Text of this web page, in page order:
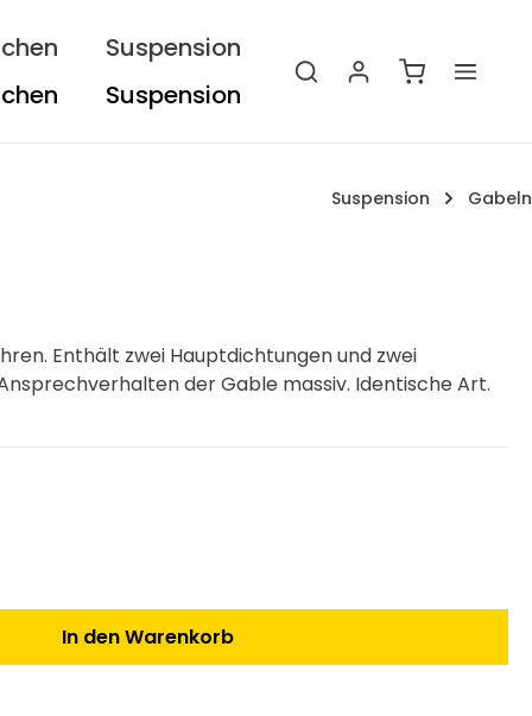
Suspension
Warenkorb
Suspension Gabeln
Enthält zwei Hauptdichtungen und zwei
der Gable massiv. Identische Art.
Wert ein oder benutze die
In den Warenkorb